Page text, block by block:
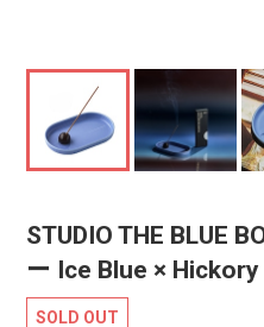
STUDIO THE BLUE
ー Ice Blue × Hickory
SOLD OUT